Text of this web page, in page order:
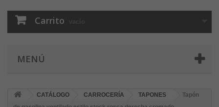
Carrito vacío
MENÚ
CATÁLOGO CARROCERÍA TAPONES
Tapón